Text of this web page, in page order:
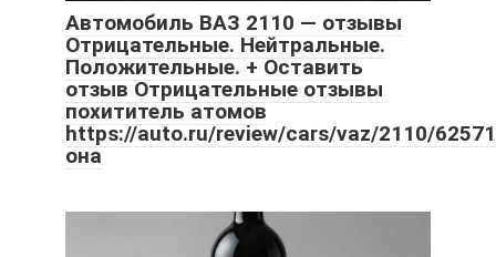
Автомобиль ВАЗ 2110 — отзывы
Отрицательные. Нейтральные.
Положительные. + Оставить
отзыв Отрицательные отзывы
похититель атомов
https://auto.ru/review/cars/vaz/2110/
она